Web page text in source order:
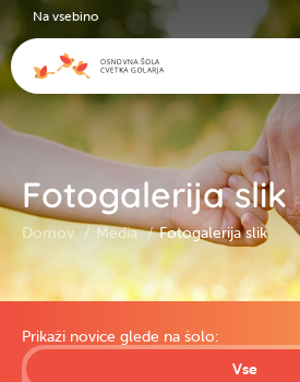
Fotogalerija slik
Domov Media Fotogalerija slik
Prikaži novice glede na šolo:
Vse
Na vsebino